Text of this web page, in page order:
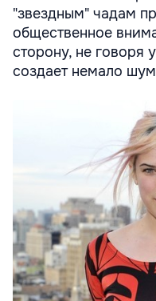
"звездным" чадам
общественное
сторону, не говоря
создает немало